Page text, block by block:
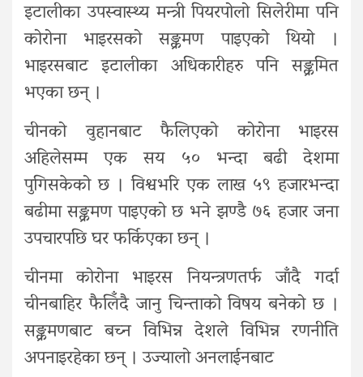
इटालीका उपस्वास्थ्य मन्त्री पियरपोलो सिलेरीमा पनि
कोरोना भाइरसको सङ्क्रमण पाइएको थियो ।
भाइरसबाट इटालीका अधिकारीहरु पनि सङ्क्रमित
भएका छन् ।
चीनको वुहानबाट फैलिएको कोरोना भाइरस
अहिलेसम्म एक सय ५० भन्दा बढी देशमा
पुगिसकेको छ । विश्वभरि एक लाख ५९ हजारभन्दा
बढीमा सङ्क्रमण पाइएको छ भने झण्डै ७६ हजार जना
उपचारपछि घर फर्किएका छन् ।
चीनमा कोरोना भाइरस नियन्त्रणतर्फ जाँदै गर्दा
चीनबाहिर फैलिँदै जानु चिन्ताको विषय बनेको छ ।
सङ्क्रमणबाट बच्न विभिन्न देशले विभिन्न रणनीति
अपनाइरहेका छन् । उज्यालो अनलाईनबाट